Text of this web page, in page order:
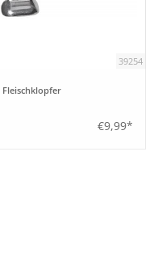
39254
Fleischklopfer
€9,99*